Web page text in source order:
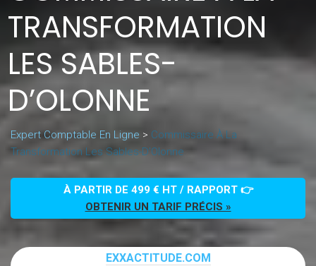
TRANSFORMATION
LES SABLES-
D’OLONNE
Expert Comptable En Ligne > Commissaire À La
Transformation Les Sables-D’Olonne
À PARTIR DE 499 € HT / RAPPORT 👉
OBTENIR UN TARIF PRÉCIS »
EXXACTITUDE.COM